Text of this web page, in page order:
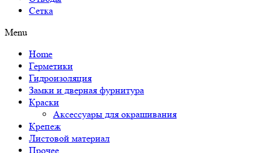
Сетка
Menu
Home
Герметики
Гидроизоляция
Замки и дверная фурнитура
Краски
Аксессуары для окрашивания
Крепеж
Листовой материал
Прочее